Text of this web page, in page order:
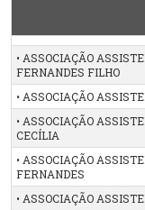
• ASSOCIAÇÃO
FERNANDES FILHO
• ASSOCIAÇÃO
• ASSOCIAÇÃO
CECÍLIA
• ASSOCIAÇÃO
FERNANDES
• ASSOCIAÇÃO